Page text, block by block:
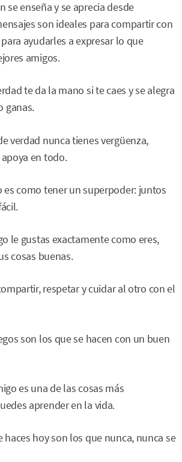
se enseña y se aprecia desde
son ideales para compartir con
ayudarles a expresar lo que
amigos.
te da la mano si te caes y se alegra
ganas.
verdad nunca tienes vergüenza,
en todo.
es como tener un superpoder: juntos
le gustas exactamente como eres,
cosas buenas.
respetar y cuidar al otro con el
son los que se hacen con un buen
es una de las cosas más
aprender en la vida.
haces hoy son los que nunca, nunca se